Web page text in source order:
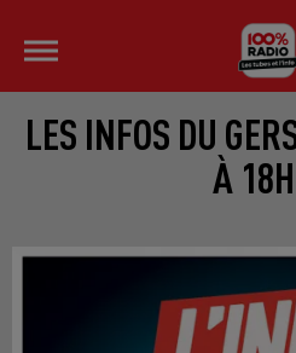
LES INFOS DU
À